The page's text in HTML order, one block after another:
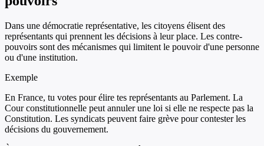
Dans une démocratie représentative, les citoyens élisent des
représentants qui prennent les décisions à leur place. Les contre-
pouvoirs sont des mécanismes qui limitent le pouvoir d'une personne
ou d'une institution.
Exemple
En France, tu votes pour élire tes représentants au Parlement. La
Cour constitutionnelle peut annuler une loi si elle ne respecte pas la
Constitution. Les syndicats peuvent faire grève pour contester les
décisions du gouvernement.